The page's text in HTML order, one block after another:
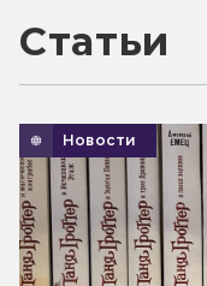
Статьи
Новости